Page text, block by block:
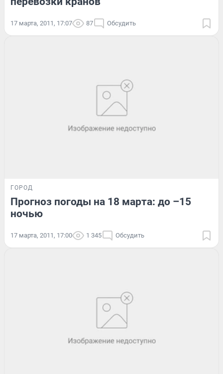
17 марта, 2011, 17:07 87 Обсудить
ГОРОД
Прогноз погоды на 18 марта: до –15
ночью
17 марта, 2011, 17:00 1 345 Обсудить